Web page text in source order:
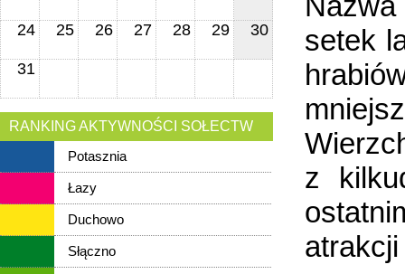
24 25 26 27 28 29 30
31
RANKING AKTYWNOŚCI SOŁECTW
Potasznia
Łazy
Duchowo
Słączno
setek
z